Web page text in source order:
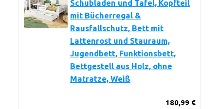
Schubladen und Tafel, Kopfteil
mit Bücherregal &
Rausfallschutz, Bett mit
Lattenrost und Stauraum,
Jugendbett, Funktionsbett,
Bettgestell aus Holz, ohne
Matratze, Weiß
180,99 €